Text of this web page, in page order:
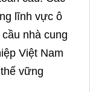
lĩnh vực ô
nhà cung
Việt Nam
vững